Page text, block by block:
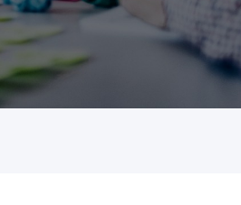
koparki / ładowarki
Budownictwa